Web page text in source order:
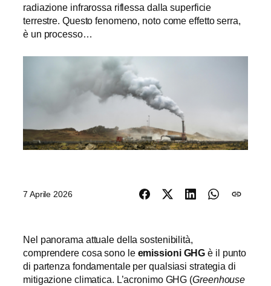
radiazione infrarossa riflessa dalla superficie
terrestre. Questo fenomeno, noto come effetto serra,
è un processo…
7 Aprile 2026
Nel panorama attuale della sostenibilità,
comprendere cosa sono le emissioni GHGè il punto
di partenza fondamentale per qualsiasi strategia di
mitigazione climatica. L’acronimo GHG (Greenhouse